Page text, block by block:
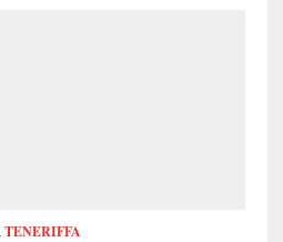
TENERIFFA